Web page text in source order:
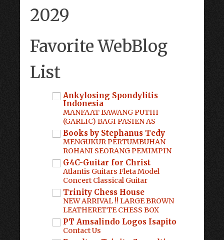
2029
Favorite WebBlog
List
Ankylosing Spondylitis
Indonesia
MANFAAT BAWANG PUTIH
(GARLIC) BAGI PASIEN AS
Books by Stephanus Tedy
MENGUKUR PERTUMBUHAN
ROHANI SEORANG PEMIMPIN
G4C-Guitar for Christ
Atlantis Guitars Fleta Model
Concert Classical Guitar
Trinity Chess House
NEW ARRIVAL !! LARGE BROWN
LEATHERETTE CHESS BOX
PT Amsalindo Logos Isapito
Contact Us